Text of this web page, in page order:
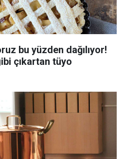
bu yüzden dağılıyor!
çıkartan tüyo